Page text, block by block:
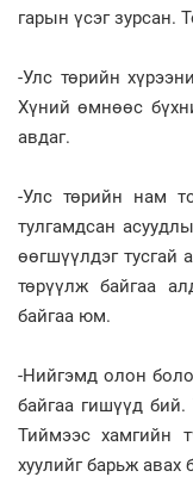
гарын үсэг зурсан.
-Улс төрийн
Хүний өмнөөс
авдаг.
-Улс төрийн нам
тулгамдсан
өөгшүүлдэг тусгай
төрүүлж байгаа
байгаа юм.
-Нийгэмд олон
байгаа гишүүд
Тиймээс хамгийн
хуулийг барьж авах